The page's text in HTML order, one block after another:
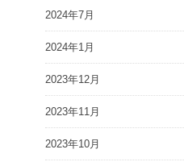
2024年7月
2024年1月
2023年12月
2023年11月
2023年10月